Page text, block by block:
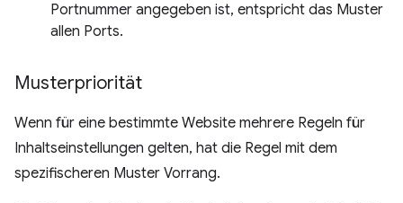
Portnummer angegeben ist, entspricht das Muster
allen Ports.
Musterpriorität
Wenn für eine bestimmte Website mehrere Regeln für
Inhaltseinstellungen gelten, hat die Regel mit dem
spezifischeren Muster Vorrang.